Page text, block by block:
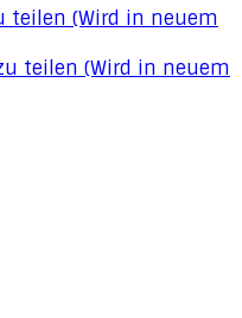
teilen (Wird in neuem
teilen (Wird in neuem